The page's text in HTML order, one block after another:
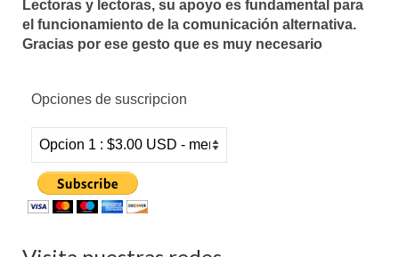
Lectoras y lectoras, su apoyo es fundamental para
el funcionamiento de la comunicación alternativa.
Gracias por ese gesto que es muy necesario
Opciones de suscripcion